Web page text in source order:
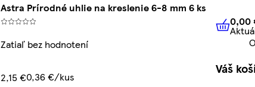
Astra Prírodné uhlie na kreslenie 6-8 mm 6 ks
Zatiaľ bez hodnotení
2,15 €0,36 €/kus
0,00
Váš